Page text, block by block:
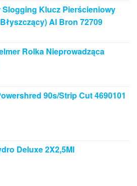
Slogging Klucz Pierścieniowy
Al Bron 72709
Rolka Nieprowadząca
90s/Strip Cut 4690101
Deluxe 2X2,5Ml